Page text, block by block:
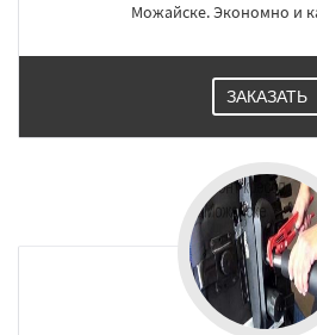
Можайске. Экономно и
ЗАКАЗАТЬ